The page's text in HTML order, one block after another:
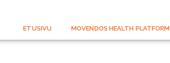
ETUSIVU MOVENDOS HEALTH PLATFORM